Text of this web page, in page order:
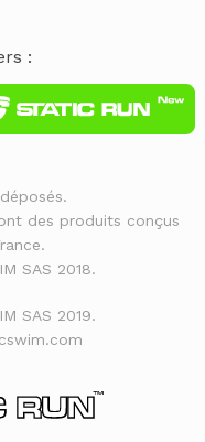
:
des produits conçus
SAS 2018.
SAS 2019.